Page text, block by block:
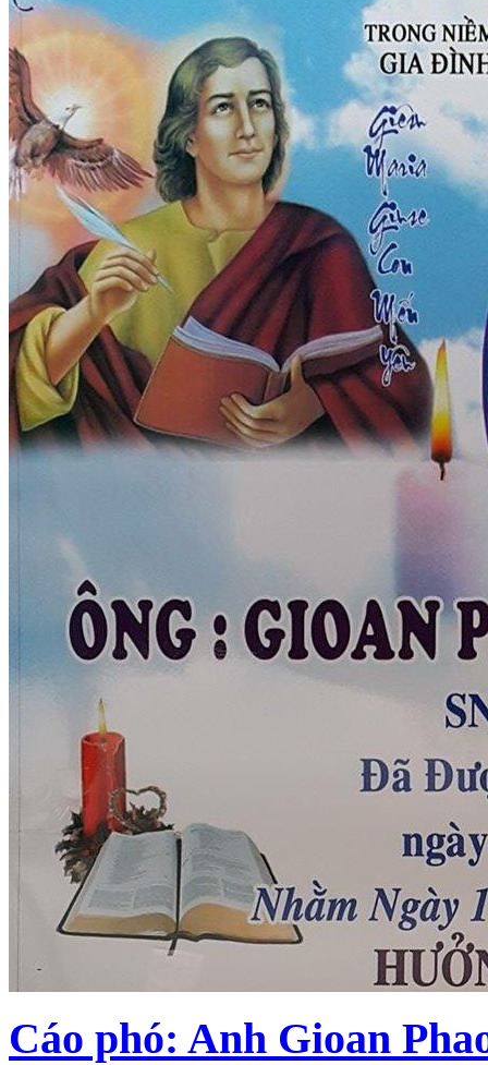
Cáo phó: Anh Gioan